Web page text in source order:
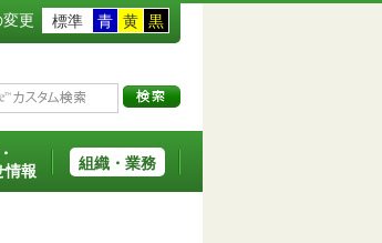
更 標準 青 黄 黒
情報
組織・業務